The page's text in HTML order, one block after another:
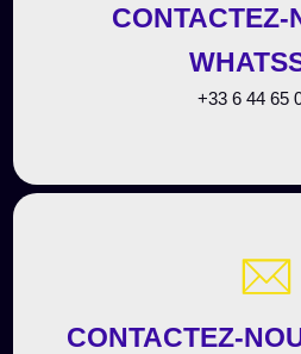
CONTACTEZ-
‪+33 6 44 65
CONTACTEZ-